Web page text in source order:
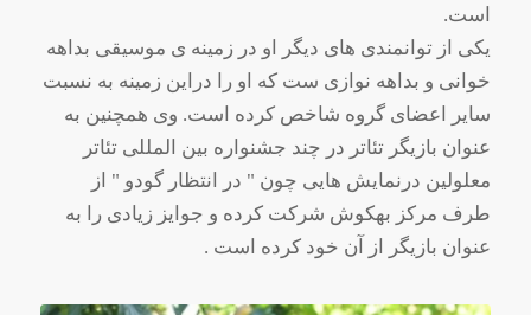
است.
یکی از توانمندی های دیگر او در زمینه ی موسیقی بداهه
خوانی و بداهه نوازی ست که او را دراین زمینه به نسبت
سایر اعضای گروه شاخص کرده است. وی همچنین به
عنوان بازیگر تئاتر در چند جشنواره بین المللی تئاتر
معلولین درنمایش هایی چون " در انتظار گودو " از
طرف مرکز بهکوش شرکت کرده و جوایز زیادی را به
عنوان بازیگر از آن خود کرده است .